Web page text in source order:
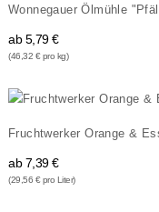
Wonnegauer Ölmühle
ab5,79 €
(46,32 € pro kg)
Fruchtwerker Orange &
ab7,39 €
(29,56 € pro Liter)